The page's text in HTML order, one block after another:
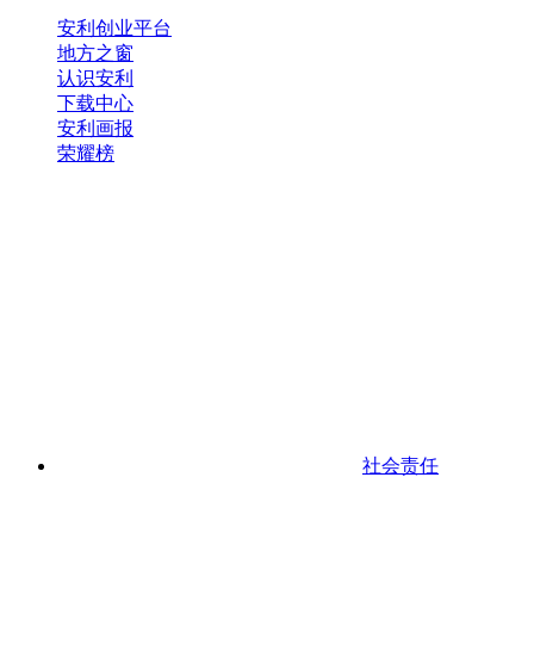
安利创业平台
地方之窗
认识安利
下载中心
安利画报
荣耀榜
社会责任